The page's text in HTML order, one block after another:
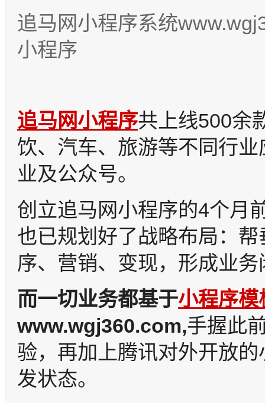
追马网小程序系统
小程序
追马网小程序共上线500余
饮、汽车、旅游等不同行
业及公众号。
创立追马网小程序的4个月
也已规划好了战略布局：
序、营销、变现，形成业务
而一切业务都基于小程序模
www.wgj360.com,手握此
验，再加上腾讯对外开放
发状态。